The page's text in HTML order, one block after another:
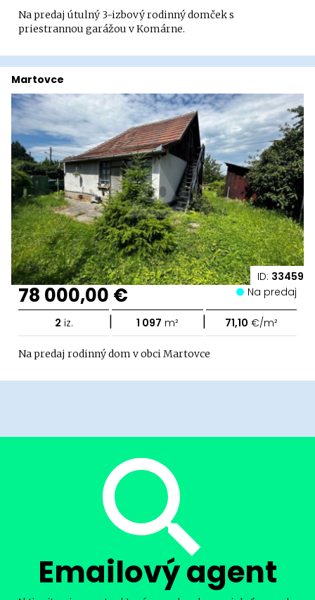
Na predaj útulný 3-izbový rodinný domček s
priestrannou garážou v Komárne.
ID: 33459
Martovce
78 000,00 € Na predaj
2 iz. | 1 097 m² | 71,10 €/m²
Na predaj rodinný dom v obci Martovce
Emailový agent